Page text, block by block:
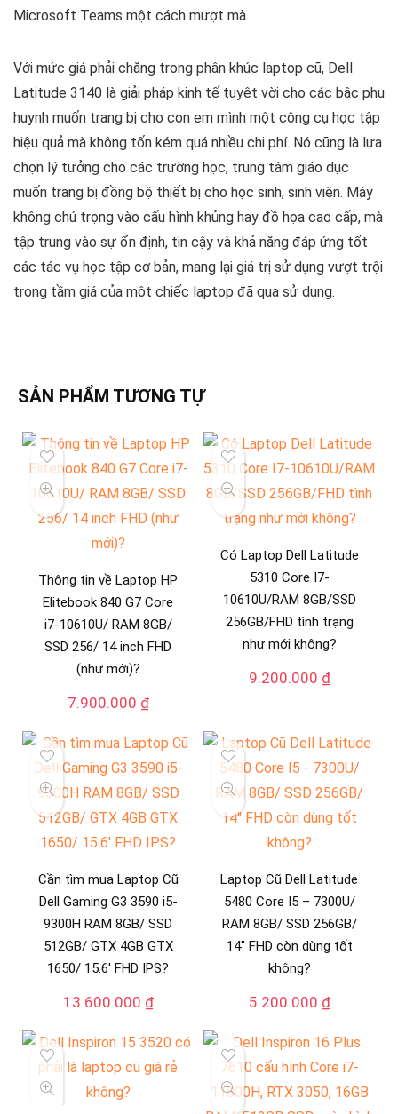
Microsoft Teams một cách mượt mà.
Với mức giá phải chăng trong phân khúc laptop cũ, Dell
Latitude 3140 là giải pháp kinh tế tuyệt vời cho các bậc phụ
huynh muốn trang bị cho con em mình một công cụ học tập
hiệu quả mà không tốn kém quá nhiều chi phí. Nó cũng là lựa
chọn lý tưởng cho các trường học, trung tâm giáo dục
muốn trang bị đồng bộ thiết bị cho học sinh, sinh viên. Máy
không chú trọng vào cấu hình khủng hay đồ họa cao cấp, mà
tập trung vào sự ổn định, tin cậy và khả năng đáp ứng tốt
các tác vụ học tập cơ bản, mang lại giá trị sử dụng vượt trội
trong tầm giá của một chiếc laptop đã qua sử dụng.
SẢN PHẨM TƯƠNG TỰ
Thông tin về Laptop HP
Elitebook 840 G7 Core
i7-10610U/ RAM 8GB/
SSD 256/ 14 inch FHD
(như mới)?
7.900.000 ₫
Có Laptop Dell Latitude
5310 Core I7-
10610U/RAM 8GB/SSD
256GB/FHD tình trạng
như mới không?
9.200.000 ₫
Cần tìm mua Laptop Cũ
Dell Gaming G3 3590 i5-
9300H RAM 8GB/ SSD
512GB/ GTX 4GB GTX
1650/ 15.6′ FHD IPS?
13.600.000 ₫
Laptop Cũ Dell Latitude
5480 Core I5 – 7300U/
RAM 8GB/ SSD 256GB/
14″ FHD còn dùng tốt
không?
5.200.000 ₫